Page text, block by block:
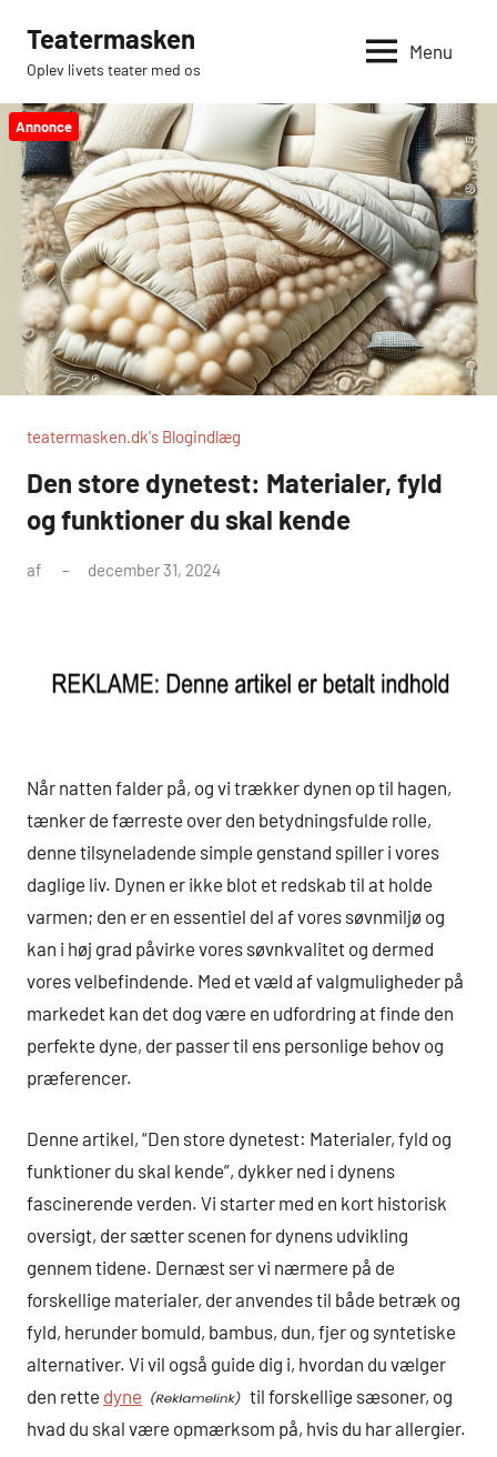
indhold
Teatermasken
Oplev livets teater med os
Menu
Annonce
teatermasken.dk's Blogindlæg
Den store dynetest: Materialer, fyld
og funktioner du skal kende
af december 31, 2024
Når natten falder på, og vi trækker dynen op til hagen,
tænker de færreste over den betydningsfulde rolle,
denne tilsyneladende simple genstand spiller i vores
daglige liv. Dynen er ikke blot et redskab til at holde
varmen; den er en essentiel del af vores søvnmiljø og
kan i høj grad påvirke vores søvnkvalitet og dermed
vores velbefindende. Med et væld af valgmuligheder på
markedet kan det dog være en udfordring at finde den
perfekte dyne, der passer til ens personlige behov og
præferencer.
Denne artikel, “Den store dynetest: Materialer, fyld og
funktioner du skal kende”, dykker ned i dynens
fascinerende verden. Vi starter med en kort historisk
oversigt, der sætter scenen for dynens udvikling
gennem tidene. Dernæst ser vi nærmere på de
forskellige materialer, der anvendes til både betræk og
fyld, herunder bomuld, bambus, dun, fjer og syntetiske
alternativer. Vi vil også guide dig i, hvordan du vælger
den rette dyne
til forskellige sæsoner, og
hvad du skal være opmærksom på, hvis du har allergier.